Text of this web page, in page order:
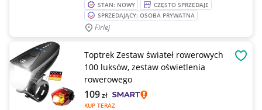
STAN: NOWY
CZĘSTO SPRZEDAJE
SPRZEDAJĄCY: OSOBA PRYWATNA
Firlej
Toptrek Zestaw świateł rowerowych
100 luksów, zestaw oświetlenia
rowerowego
KUP TERAZ
109zł